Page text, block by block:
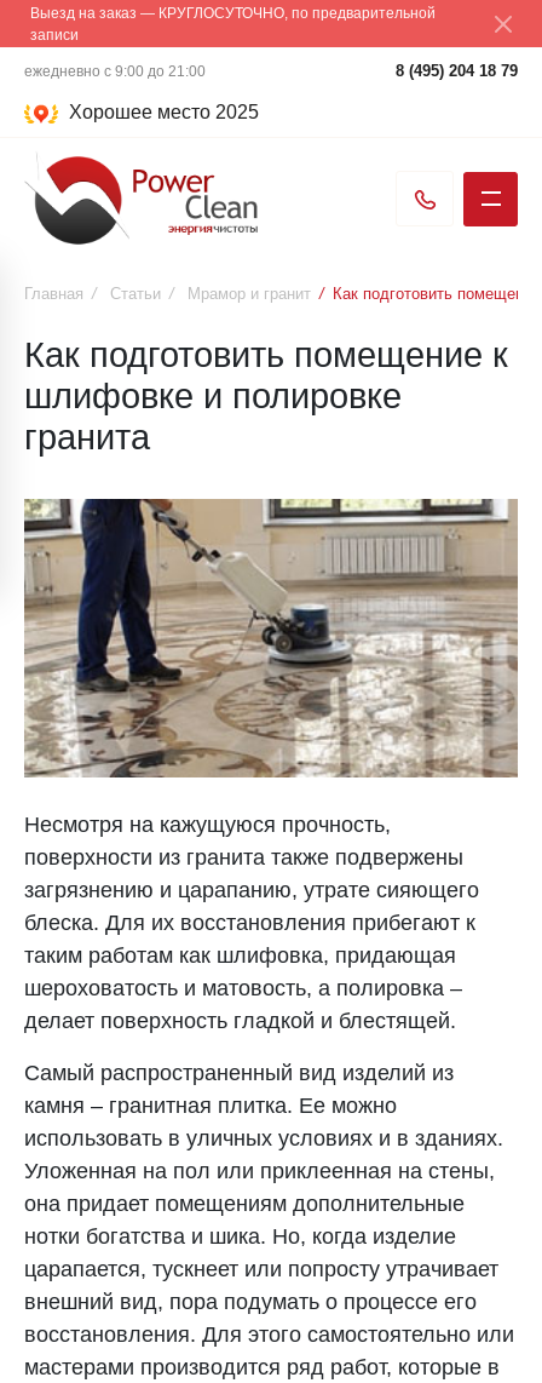
Выезд на заказ — КРУГЛОСУТОЧНО, по предварительной
записи
ежедневно с 9:00 до 21:00 8 (495) 204 18 79
Хорошее место 2025
Главная / Статьи / Мрамор и гранит / Как подготовить
Как подготовить помещение к
шлифовке и полировке
гранита
Несмотря на кажущуюся прочность,
поверхности из гранита также подвержены
загрязнению и царапанию, утрате сияющего
блеска. Для их восстановления прибегают к
таким работам как шлифовка, придающая
шероховатость и матовость, а полировка –
делает поверхность гладкой и блестящей.
Самый распространенный вид изделий из
камня – гранитная плитка. Ее можно
использовать в уличных условиях и в зданиях.
Уложенная на пол или приклеенная на стены,
она придает помещениям дополнительные
нотки богатства и шика. Но, когда изделие
царапается, тускнеет или попросту утрачивает
внешний вид, пора подумать о процессе его
восстановления. Для этого самостоятельно или
мастерами производится ряд работ, которые в